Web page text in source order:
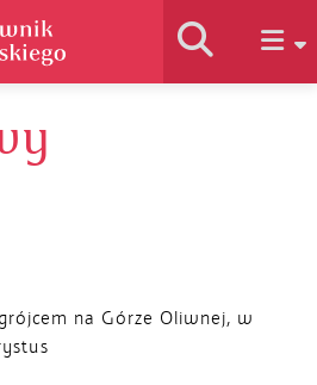
słownika
na Górze Oliwnej, w